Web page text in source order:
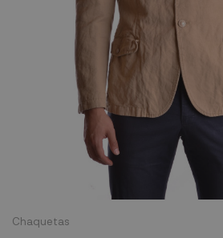
Chaquetas